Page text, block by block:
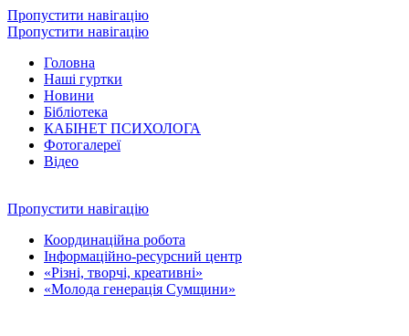
Пропустити навігацію
Пропустити навігацію
Головна
Наші гуртки
Новини
Бібліотека
КАБІНЕТ ПСИХОЛОГА
Фотогалереї
Відео
Пропустити навігацію
Координаційна робота
Інформаційно-ресурсний центр
«Різні, творчі, креативні»
«Молода генерація Сумщини»